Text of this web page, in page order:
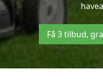
Få 3 tilbud,